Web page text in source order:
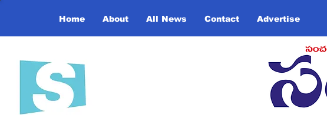
Home About All News Contact Advertise